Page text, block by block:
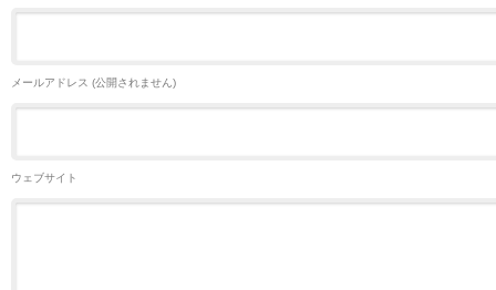
メールアドレス (公開されません)
ウェブサイト